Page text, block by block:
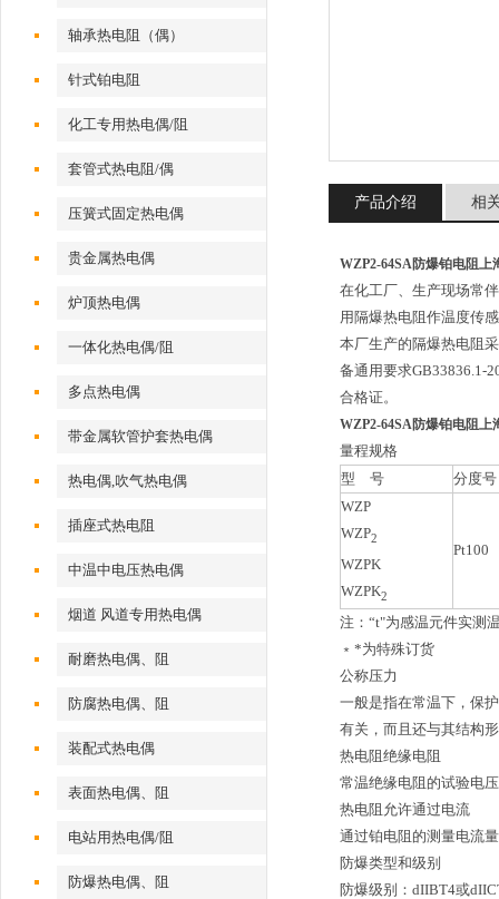
轴承热电阻（偶）
针式铂电阻
化工专用热电偶/阻
套管式热电阻/偶
压簧式固定热电偶
贵金属热电偶
炉顶热电偶
一体化热电偶/阻
多点热电偶
带金属软管护套热电偶
热电偶,吹气热电偶
插座式热电阻
中温中电压热电偶
烟道 风道专用热电偶
耐磨热电偶、阻
防腐热电偶、阻
装配式热电偶
表面热电偶、阻
电站用热电偶/阻
防爆热电偶、阻
产品介绍 相
WZP2-64SA防爆铂电阻上
在化工厂、生产现场常
用隔爆热电阻作温度传
本厂生产的隔爆热电阻
备通用要求GB33836.1-
合格证。
WZP2-64SA防爆铂电阻上
量程规格
型 号
分度号
WZP
WZP2
WZPK
WZPK2
Pt100
注：“t"为感温元件实测
﹡*为特殊订货
公称压力
一般是指在常温下，保
有关，而且还与其结构
热电阻绝缘电阻
常温绝缘电阻的试验电
热电阻允许通过电流
通过铂电阻的测量电流
防爆类型和级别
防爆级别：dIIBT4或